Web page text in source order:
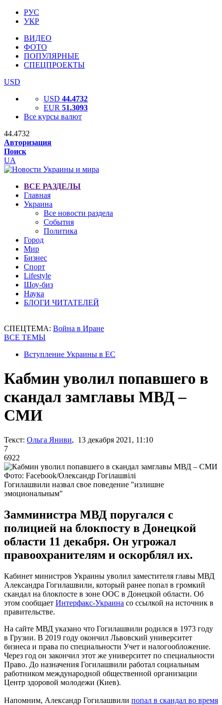
РУС
УКР
ВИДЕО
ФОТО
ПОПУЛЯРНЫЕ
СПЕЦПРОЕКТЫ
USD
USD 44.4732
EUR 51.3093
Все курсы валют
44.4732
Авторизация
Поиск
UA
ВСЕ РАЗДЕЛЫ
Главная
Украина
Все новости раздела
События
Политика
Город
Мир
Бизнес
Спорт
Lifestyle
Шоу-биз
Наука
БЛОГИ ЧИТАТЕЛЕЙ
СПЕЦТЕМА: Война в Иране
ВСЕ ТЕМЫ
Вступление Украины в ЕС
Кабмин уволил попавшего в
скандал замглавы МВД –
СМИ
Текст: Ольга Яниви, 13 декабря 2021, 11:10
7
6922
Фото: Facebook/Олександр Гогілашвілі
Гогилашвили назвал свое поведение "излишне
эмоциональным"
Замминистра МВД поругался с
полицией на блокпосту в Донецкой
области 11 декабря. Он угрожал
правоохранителям и оскорблял их.
Кабинет министров Украины уволил заместителя главы МВД
Александра Гогилашвили, который ранее попал в громкий
скандал на блокпосте в зоне ООС в Донецкой области. Об
этом сообщает Интерфакс-Украина со ссылкой на источник в
правительстве.
На сайте МВД указано что Гогилашвили родился в 1973 году
в Грузии. В 2019 году окончил Львовский университет
бизнеса и права по специальности Учет и налогообложение.
Через год он закончил этот же университет по специальности
Право. До назначения Гогилашвили работал социальным
работником международной общественной организации
Центр здоровой молодежи (Киев).
Напомним, Александр Гогилашвили попал в скандал во время